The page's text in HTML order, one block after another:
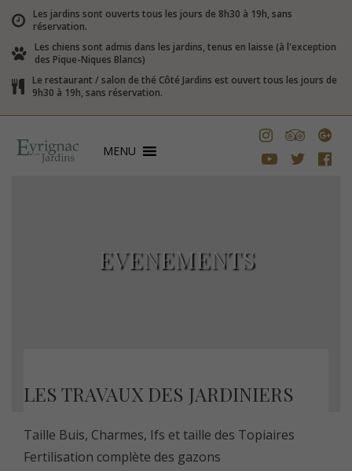
Les jardins sont ouverts tous les jours de 8h30 à 19h, sans
réservation.
Les chiens sont admis dans les jardins, tenus en laisse (à l'exception
des Pique-Niques Blancs)
Le restaurant / salon de thé Côté Jardins est ouvert tous les jours de
9h30 à 19h, sans réservation.
MENU
EVENEMENTS
LES TRAVAUX DES JARDINIERS
Taille Buis, Charmes, Ifs et taille des Topiaires
Fertilisation complète des gazons